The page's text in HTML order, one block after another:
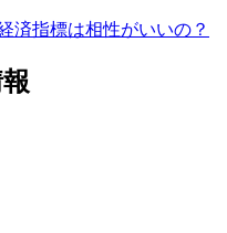
済指標は相性がいいの？